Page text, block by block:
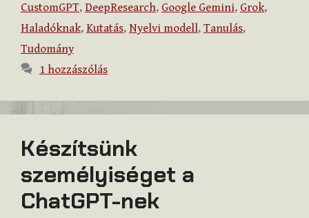
CustomGPT, DeepResearch, Google Gemini, Grok,
Haladóknak, Kutatás, Nyelvi modell, Tanulás,
Tudomány
1 hozzászólás
Készítsünk
személyiséget a
ChatGPT-nek